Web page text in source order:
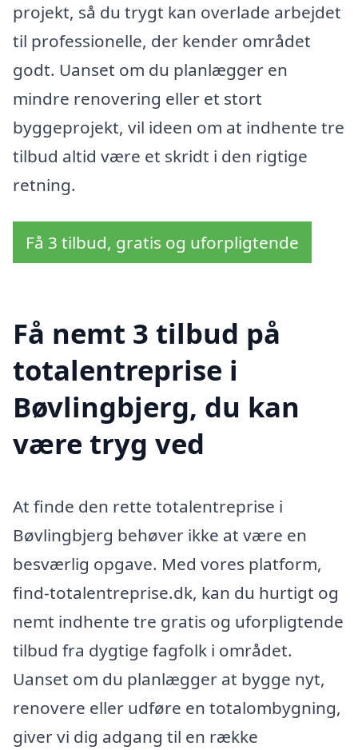
projekt, så du trygt kan overlade arbejdet
til professionelle, der kender området
godt. Uanset om du planlægger en
mindre renovering eller et stort
byggeprojekt, vil ideen om at indhente tre
tilbud altid være et skridt i den rigtige
retning.
Få 3 tilbud, gratis og uforpligtende
Få nemt 3 tilbud på
totalentreprise i
Bøvlingbjerg, du kan
være tryg ved
At finde den rette totalentreprise i
Bøvlingbjerg behøver ikke at være en
besværlig opgave. Med vores platform,
find-totalentreprise.dk, kan du hurtigt og
nemt indhente tre gratis og uforpligtende
tilbud fra dygtige fagfolk i området.
Uanset om du planlægger at bygge nyt,
renovere eller udføre en totalombygning,
giver vi dig adgang til en række